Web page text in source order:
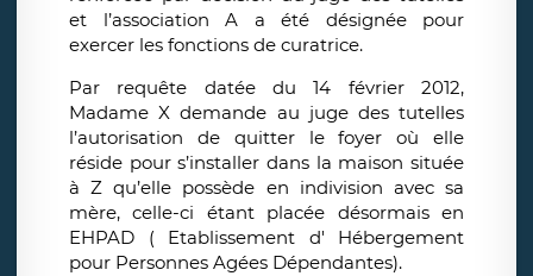
et l’association A a été désignée pour
exercer les fonctions de curatrice.
Par requête datée du 14 février 2012,
Madame X demande au juge des tutelles
l’autorisation de quitter le foyer où elle
réside pour s’installer dans la maison située
à Z qu’elle possède en indivision avec sa
mère, celle-ci étant placée désormais en
EHPAD ( Etablissement d' Hébergement
pour Personnes Agées Dépendantes).